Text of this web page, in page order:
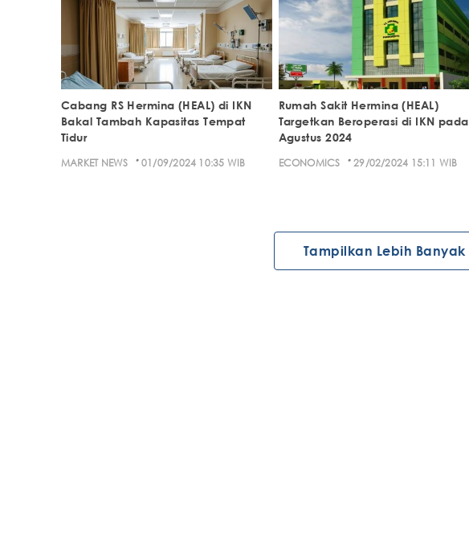
Cabang RS Hermina (HEAL) di IKN
Bakal Tambah Kapasitas Tempat
Tidur
MARKET NEWS · 01/09/2024 10:35 WIB
Rumah Sakit Hermina (HEAL)
Targetkan Beroperasi di IKN pada
Agustus 2024
ECONOMICS · 29/02/2024 15:11 WIB
Tampilkan Lebih Banyak